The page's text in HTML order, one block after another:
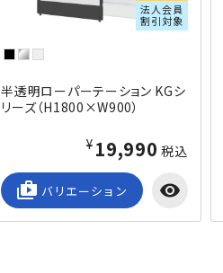
法人会員
割引対象
半透明ローパーテーション KGシ
リーズ（H1800×W900）
¥19,990 税込
shop_2 バリエーション visibility